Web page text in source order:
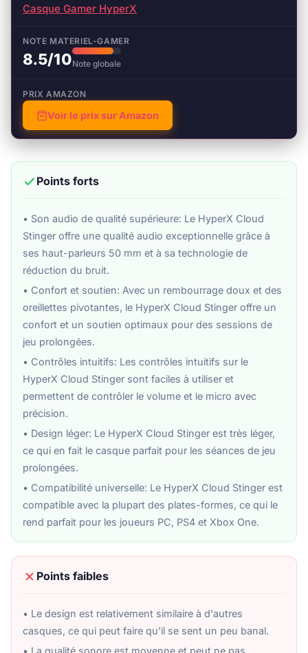
Casque Gamer HyperX
NOTE MATERIEL-GAMER
8.5/10Note globale
PRIX AMAZON
Voir le prix sur Amazon
Points forts
• Son audio de qualité supérieure: Le HyperX Cloud
Stinger offre une qualité audio exceptionnelle grâce à
ses haut-parleurs 50 mm et à sa technologie de
réduction du bruit.
• Confort et soutien: Avec un rembourrage doux et des
oreillettes pivotantes, le HyperX Cloud Stinger offre un
confort et un soutien optimaux pour des sessions de
jeu prolongées.
• Contrôles intuitifs: Les contrôles intuitifs sur le
HyperX Cloud Stinger sont faciles à utiliser et
permettent de contrôler le volume et le micro avec
précision.
• Design léger: Le HyperX Cloud Stinger est très léger,
ce qui en fait le casque parfait pour les séances de jeu
prolongées.
• Compatibilité universelle: Le HyperX Cloud Stinger est
compatible avec la plupart des plates-formes, ce qui le
rend parfait pour les joueurs PC, PS4 et Xbox One.
Points faibles
• Le design est relativement similaire à d'autres
casques, ce qui peut faire qu'il se sent un peu banal.
• La qualité sonore est moyenne et peut ne pas